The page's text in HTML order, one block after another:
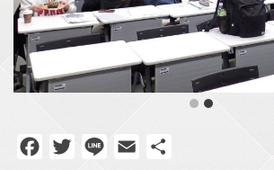
FacebookTwitterLine Email